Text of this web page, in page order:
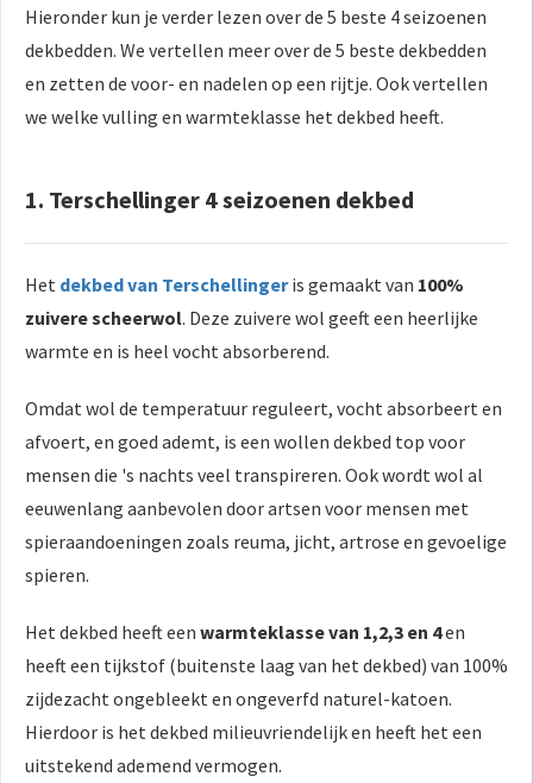
Hieronder kun je verder lezen over de 5 beste 4 seizoenen
dekbedden. We vertellen meer over de 5 beste dekbedden
en zetten de voor- en nadelen op een rijtje. Ook vertellen
we welke vulling en warmteklasse het dekbed heeft.
1. Terschellinger 4 seizoenen dekbed
Het dekbed van Terschellingeris gemaakt van 100%
zuivere scheerwol. Deze zuivere wol geeft een heerlijke
warmte en is heel vocht absorberend.
Omdat wol de temperatuur reguleert, vocht absorbeert en
afvoert, en goed ademt, is een wollen dekbed top voor
mensen die 's nachts veel transpireren. Ook wordt wol al
eeuwenlang aanbevolen door artsen voor mensen met
spieraandoeningen zoals reuma, jicht, artrose en gevoelige
spieren.
Het dekbed heeft een warmteklasse van 1,2,3 en 4en
heeft een tijkstof (buitenste laag van het dekbed) van 100%
zijdezacht ongebleekt en ongeverfd naturel-katoen.
Hierdoor is het dekbed milieuvriendelijk en heeft het een
uitstekend ademend vermogen.